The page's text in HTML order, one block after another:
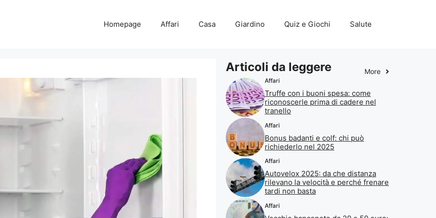
Homepage Affari Casa Giardino Quiz e Giochi Salute
Articoli da leggere More
Affari
Truffe con i buoni spesa: come
riconoscerle prima di cadere nel
tranello
Affari
Bonus badanti e colf: chi può
richiederlo nel 2025
Affari
Autovelox 2025: da che distanza
rilevano la velocità e perché frenare
tardi non basta
Affari